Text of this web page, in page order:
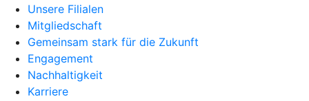
Unsere Filialen
Mitgliedschaft
Gemeinsam stark für die Zukunft
Engagement
Nachhaltigkeit
Karriere